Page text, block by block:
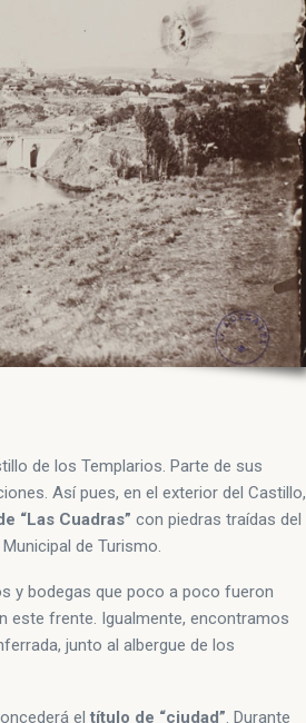
de los Templarios. Parte de sus
Así pues, en el exterior del Castillo,
“Las Cuadras” con piedras traídas del
de Turismo.
y bodegas que poco a poco fueron
este frente. Igualmente, encontramos
junto al albergue de los
el título de “ciudad” . Durante